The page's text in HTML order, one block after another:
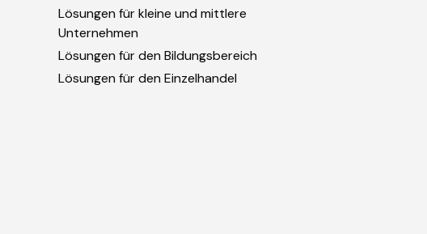
Lösungen für kleine und mittlere
Unternehmen
Lösungen für den Bildungsbereich
Lösungen für den Einzelhandel